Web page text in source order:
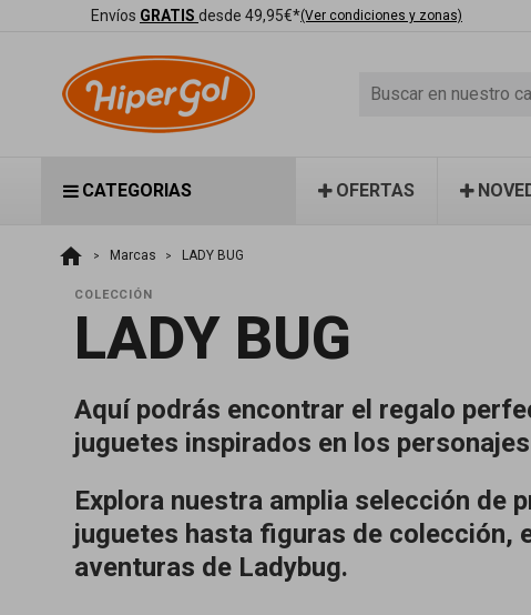
Envíos GRATIS desde 49,95€*(Ver condiciones y zonas)
CATEGORIAS OFERTAS
home Marcas LADY BUG
COLECCIÓN
LADY BUG
Aquí podrás encontrar el regalo
juguetes inspirados en los
Explora nuestra amplia selección de
juguetes hasta figuras de colección,
aventuras de Ladybug.